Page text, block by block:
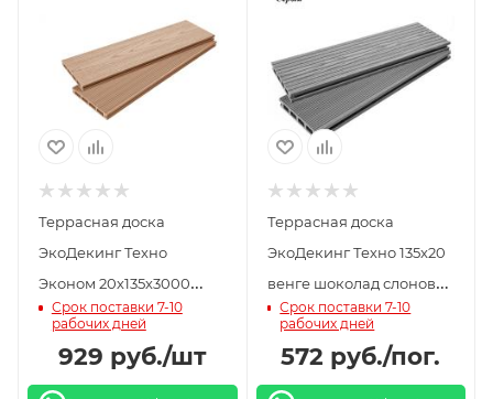
Террасная доска
ЭкоДекинг Техно
Эконом 20х135х3000
шлифованное тиснение/
брашированный
Срок поставки 7-10
рабочих дней
929 руб./шт
Террасная доска
ЭкоДекинг Техно 135x20
венге шоколад слоновая
кость серый
Срок поставки 7-10
рабочих дней
572 руб./пог.